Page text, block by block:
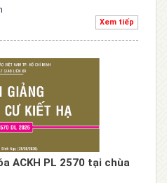
Xem tiếp
ACKH PL 2570 tại chùa